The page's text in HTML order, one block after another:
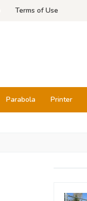
Terms of Use
Parabola Printer